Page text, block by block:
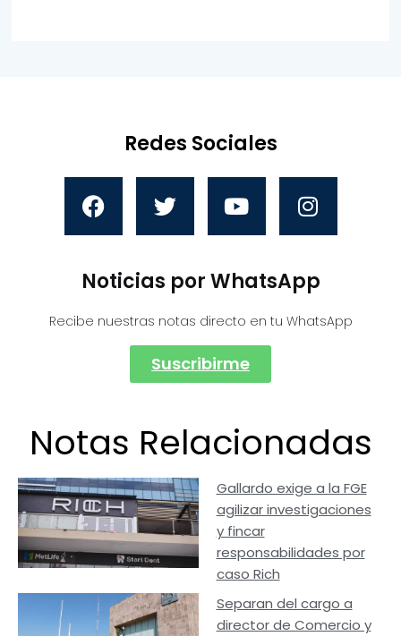
Redes Sociales
Noticias por WhatsApp
Recibe nuestras notas directo en tu WhatsApp
Suscribirme
Notas Relacionadas
Gallardo exige a la FGE
agilizar investigaciones
y fincar
responsabilidades por
caso Rich
Separan del cargo a
director de Comercio y